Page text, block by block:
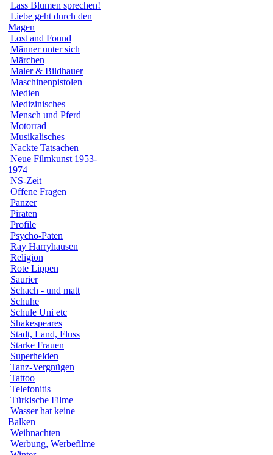
Lass Blumen sprechen!
Liebe geht durch den
Magen
Lost and Found
Männer unter sich
Märchen
Maler & Bildhauer
Maschinenpistolen
Medien
Medizinisches
Mensch und Pferd
Motorrad
Musikalisches
Nackte Tatsachen
Neue Filmkunst 1953-
1974
NS-Zeit
Offene Fragen
Panzer
Piraten
Profile
Psycho-Paten
Ray Harryhausen
Religion
Rote Lippen
Saurier
Schach - und matt
Schuhe
Schule Uni etc
Shakespeares
Stadt, Land, Fluss
Starke Frauen
Superhelden
Tanz-Vergnügen
Tattoo
Telefonitis
Türkische Filme
Wasser hat keine
Balken
Weihnachten
Werbung, Werbefilme